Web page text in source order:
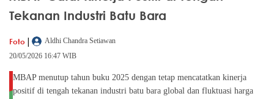
Tekanan Industri Batu Bara
Foto |
Aldhi Chandra Setiawan
20/05/2026 16:47 WIB
MBAP menutup tahun buku 2025 dengan tetap mencatatkan kinerja
positif di tengah tekanan industri batu bara global dan fluktuasi harga